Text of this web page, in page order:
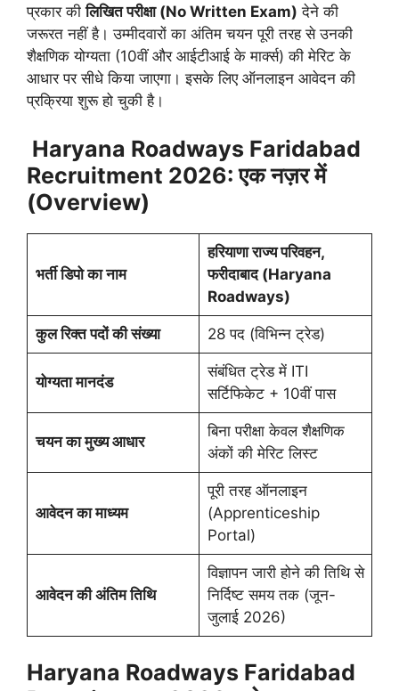
प्रकार कीलिखित परीक्षा (No Written Exam) देने की
जरूरत नहीं है। उम्मीदवारों का अंतिम चयन पूरी तरह से उनकी
शैक्षणिक योग्यता (10वीं और आईटीआई के मार्क्स) की मेरिट के
आधार पर सीधे किया जाएगा। इसके लिए ऑनलाइन आवेदन की
प्रक्रिया शुरू हो चुकी है।
Haryana Roadways Faridabad
Recruitment 2026:एक नज़र में
(Overview)
भर्ती डिपो का नाम
हरियाणा राज्य परिवहन,
फरीदाबाद (Haryana
Roadways)
कुल रिक्त पदों की संख्या 28 पद (विभिन्न ट्रेड)
योग्यता मानदंड
संबंधित ट्रेड में ITI
सर्टिफिकेट + 10वीं पास
चयन का मुख्य आधार
बिना परीक्षा केवल शैक्षणिक
अंकों की मेरिट लिस्ट
आवेदन का माध्यम
पूरी तरह ऑनलाइन
(Apprenticeship
Portal)
आवेदन की अंतिम तिथि
विज्ञापन जारी होने की तिथि से
निर्दिष्ट समय तक (जून-
जुलाई 2026)
Haryana Roadways Faridabad